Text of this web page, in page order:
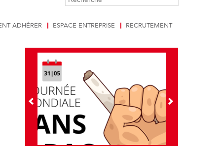
ADHÉRER ESPACE ENTREPRISE RECRUTEMENT